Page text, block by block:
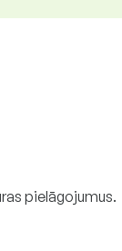
pielāgojumus.